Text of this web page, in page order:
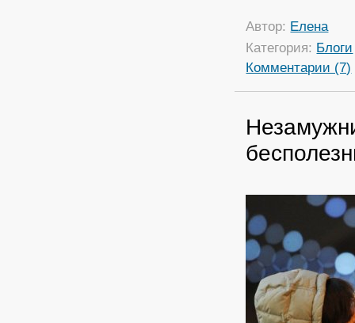
Автор: Елена
Категория: Блоги
Комментарии (7)